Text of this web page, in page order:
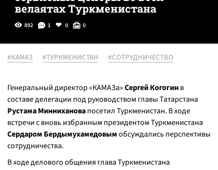
велаятах Туркменистана
892 1 0 0
#КАМАЗ #ТУРКМЕНИСТАН #СОТРУДНИЧЕСТВО
Генеральный директор «КАМАЗа»Сергей Когогинв
составе делегации под руководством главы Татарстана
Рустама Миннихановапосетил Туркменистан. В ходе
встречи с вновь избранным президентом Туркменистана
Сердаром Бердымухамедовымобсуждались перспективы
сотрудничества.
В ходе делового общения глава Туркменистана